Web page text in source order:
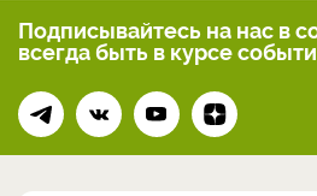
Подписывайтесь на нас в
всегдабыть в курсе